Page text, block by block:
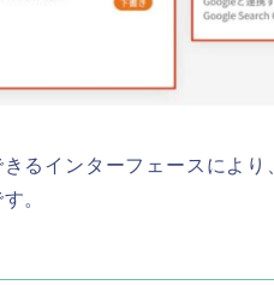
るインターフェースによ
。